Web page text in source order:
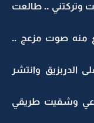
وتركتني .. طالعت
منه صوت مزعج ..
وانتشر
وشقيت طريقي